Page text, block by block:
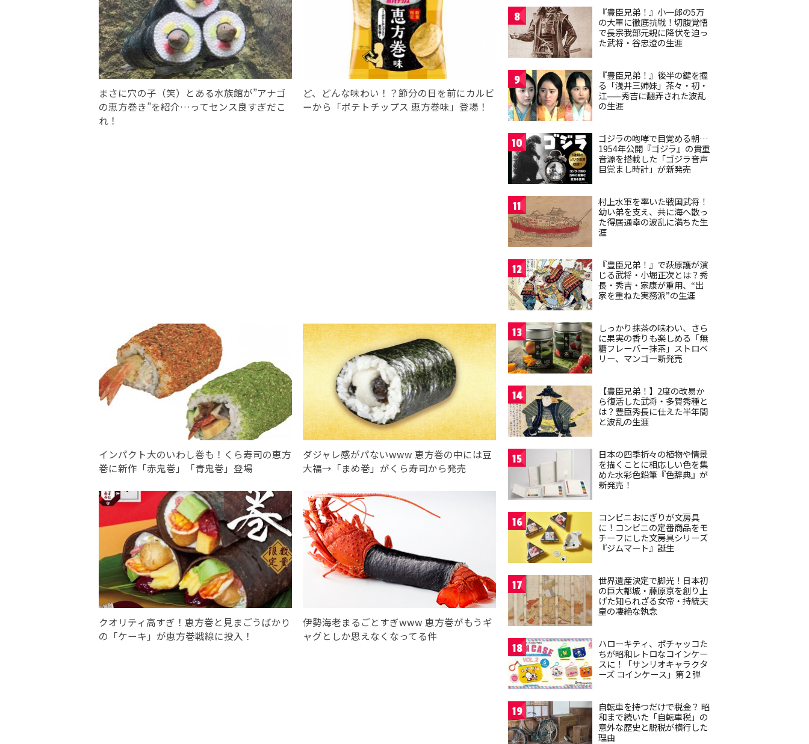
まさに穴の子（笑）とある水族館が”アナゴ
の恵方巻き”を紹介…ってセンス良すぎだこ
れ！
ど、どんな味わい！？節分の日を前にカルビ
ーから「ポテトチップス 恵方巻味」登場！
インパクト大のいわし巻も！くら寿司の恵方
巻に新作「赤鬼巻」「青鬼巻」登場
ダジャレ感がパないwww 恵方巻の中には豆
大福→「まめ巻」がくら寿司から発売
クオリティ高すぎ！恵方巻と見まごうばかり
の「ケーキ」が恵方巻戦線に投入！
伊勢海老まるごとすぎwww 恵方巻がもうギ
ャグとしか思えなくなってる件
8
『豊臣兄弟！』小一郎の5万
の大軍に徹底抗戦！切腹覚悟
で長宗我部元親に降伏を迫っ
た武将・谷忠澄の生涯
9
『豊臣兄弟！』後半の鍵を握
る「浅井三姉妹」茶々・初・
江——秀吉に翻弄された波乱
の生涯
10
ゴジラの咆哮で目覚める朝…
1954年公開『ゴジラ』の貴重
音源を搭載した「ゴジラ音声
目覚まし時計」が新発売
11
村上水軍を率いた戦国武将！
幼い弟を支え、共に海へ散っ
た得居通幸の波乱に満ちた生
涯
12
『豊臣兄弟！』で萩原護が演
じる武将・小堀正次とは？秀
長・秀吉・家康が重用、“出
家を重ねた実務派”の生涯
13
しっかり抹茶の味わい、さら
に果実の香りも楽しめる「無
糖フレーバー抹茶」ストロベ
リー、マンゴー新発売
14
【豊臣兄弟！】2度の改易か
ら復活した武将・多賀秀種と
は？豊臣秀長に仕えた半年間
と波乱の生涯
15
日本の四季折々の植物や情景
を描くことに相応しい色を集
めた水彩色鉛筆『色辞典』が
新発売！
16
コンビニおにぎりが文房具
に！コンビニの定番商品をモ
チーフにした文房具シリーズ
『ジムマート』誕生
17
世界遺産決定で脚光！日本初
の巨大都城・藤原京を創り上
げた知られざる女帝・持統天
皇の凄絶な執念
18
ハローキティ、ポチャッコた
ちが昭和レトロなコインケー
スに！「サンリオキャラクタ
ーズ コインケース」第２弾
19
自転車を持つだけで税金？ 昭
和まで続いた「自転車税」の
意外な歴史と脱税が横行した
理由